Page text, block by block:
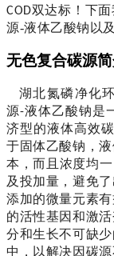
COD双达标！ 下
源-液体乙酸钠 以
无色复合碳源
湖北氮磷净化
源-液体乙酸钠是
济型的液体高效
于固体乙酸钠 ，
本，而且浓度均
及投加量，避免
添加的微量元素
的活性基因和激
分和生长不可缺
中，以解决因碳